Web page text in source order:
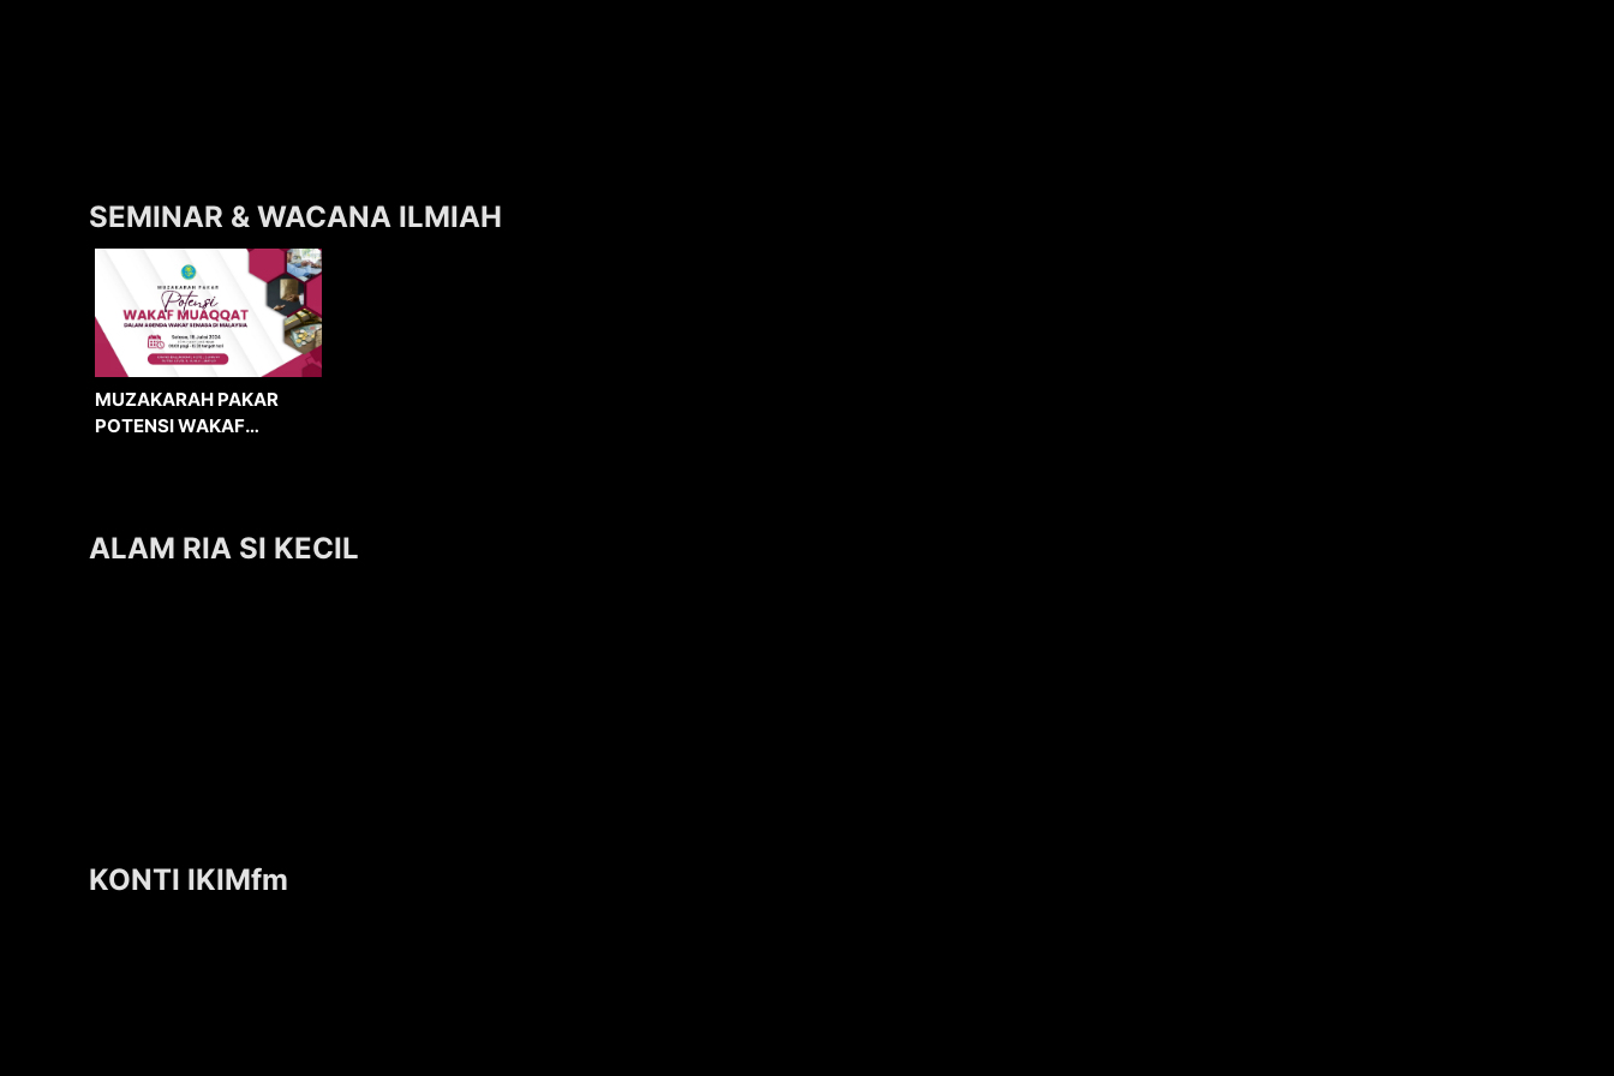
SEMINAR & WACANA ILMIAH
MUZAKARAH PAKAR
POTENSI WAKAF
ALAM RIA SI KECIL
KONTI IKIMfm